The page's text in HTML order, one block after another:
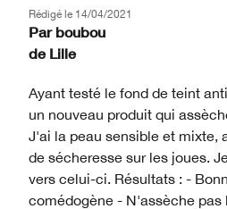
Rédigé le 14/04/2021
Par boubou
de Lille
Ayant testé le fond de teint
un nouveau produit qui
J'ai la peau sensible et mixte,
de sécheresse sur les joues.
vers celui-ci. Résultats : -
comédogène - N'assèche pas